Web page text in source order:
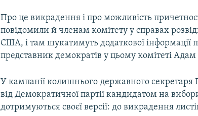
Про це викрадення і про можливість
повідомили й членам комітету у справах
США, і там шукатимуть додаткової інформації
представник демократів у цьому комітеті
У кампанії колишнього державного секретаря
від Демократичної партії кандидатом на
дотримуються своєї версії: до викрадення